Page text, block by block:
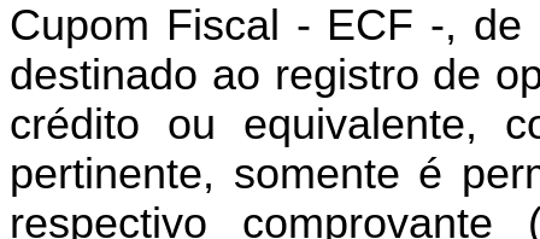
Cupom Fiscal - ECF -, de
destinado ao registro de
crédito ou equivalente,
pertinente, somente é
respectivo